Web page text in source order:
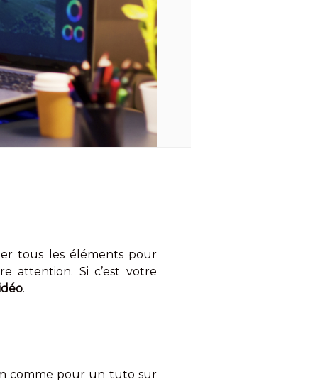
tous les éléments pour
attention. Si c’est votre
.
comme pour un tuto sur